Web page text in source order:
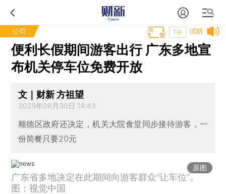
公司 试听
T中
便利长假期间游客出行 广东多地宣
布机关停车位免费开放
文｜财新 方祖望
2025年09月30日 14:43
顺德区政府还决定，机关大院食堂同步接待游客，一
份简餐只要20元
原图
广东省多地决定在此期间向游客群众“让车位”。
图：视觉中国